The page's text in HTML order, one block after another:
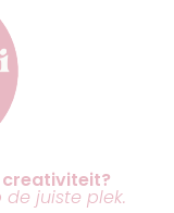
creativiteit?
juiste plek.